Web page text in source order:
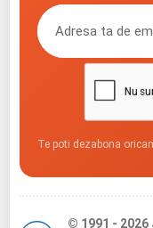
Te poti dezabona
© 1991 - 2026